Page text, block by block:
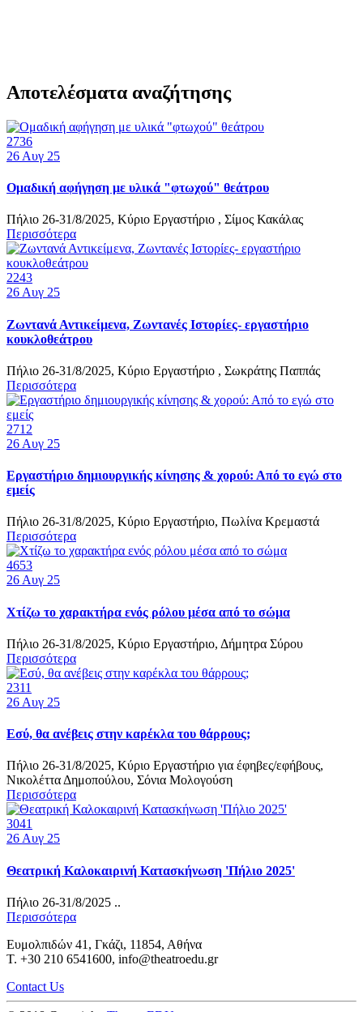
Αποτελέσματα αναζήτησης
2736
26 Αυγ 25
Ομαδική αφήγηση με υλικά "φτωχού" θεάτρου
Πήλιο 26-31/8/2025, Κύριο Εργαστήριο , Σίμος Κακάλας
Περισσότερα
2243
26 Αυγ 25
Ζωντανά Αντικείμενα, Ζωντανές Ιστορίες- εργαστήριο
κουκλοθεάτρου
Πήλιο 26-31/8/2025, Κύριο Εργαστήριο , Σωκράτης Παππάς
Περισσότερα
2712
26 Αυγ 25
Εργαστήριο δημιουργικής κίνησης & χορού: Από το εγώ στο
εμείς
Πήλιο 26-31/8/2025, Κύριο Εργαστήριο, Πωλίνα Κρεμαστά
Περισσότερα
4653
26Αυγ 25
Χτίζω το χαρακτήρα ενός ρόλου μέσα από το σώμα
Πήλιο 26-31/8/2025, Κύριο Εργαστήριο, Δήμητρα Σύρου
Περισσότερα
2311
26 Αυγ 25
Εσύ, θα ανέβεις στην καρέκλα του θάρρους;
Πήλιο 26-31/8/2025, Κύριο Εργαστήριο για έφηβες/εφήβους,
Νικολέττα Δημοπούλου, Σόνια Μολογούση
Περισσότερα
3041
26Αυγ 25
Θεατρική Καλοκαιρινή Κατασκήνωση 'Πήλιο 2025'
Πήλιο 26-31/8/2025 ..
Περισσότερα
Ευμολπιδών 41, Γκάζι, 11854, Αθήνα
T. +30 210 6541600, info@theatroedu.gr
Contact Us